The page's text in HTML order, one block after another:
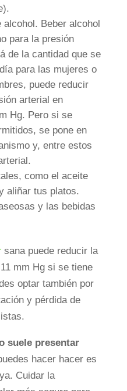
Beber alcohol
para la presión
de la cantidad que se
para las mujeres o
puede reducir
arterial en
Hg. Pero si se
se pone en
y, entre estos
como el aceite
aliñar tus platos.
y las bebidas
sana puede reducir la
mm Hg si se tiene
optar también por
y pérdida de
suele presentar
hacer hacer es
Cuidar la